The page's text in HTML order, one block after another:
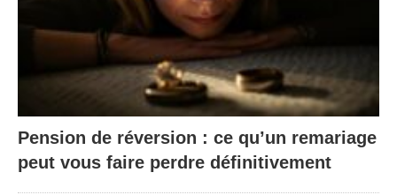
Pension de réversion : ce qu’un remariage
peut vous faire perdre définitivement